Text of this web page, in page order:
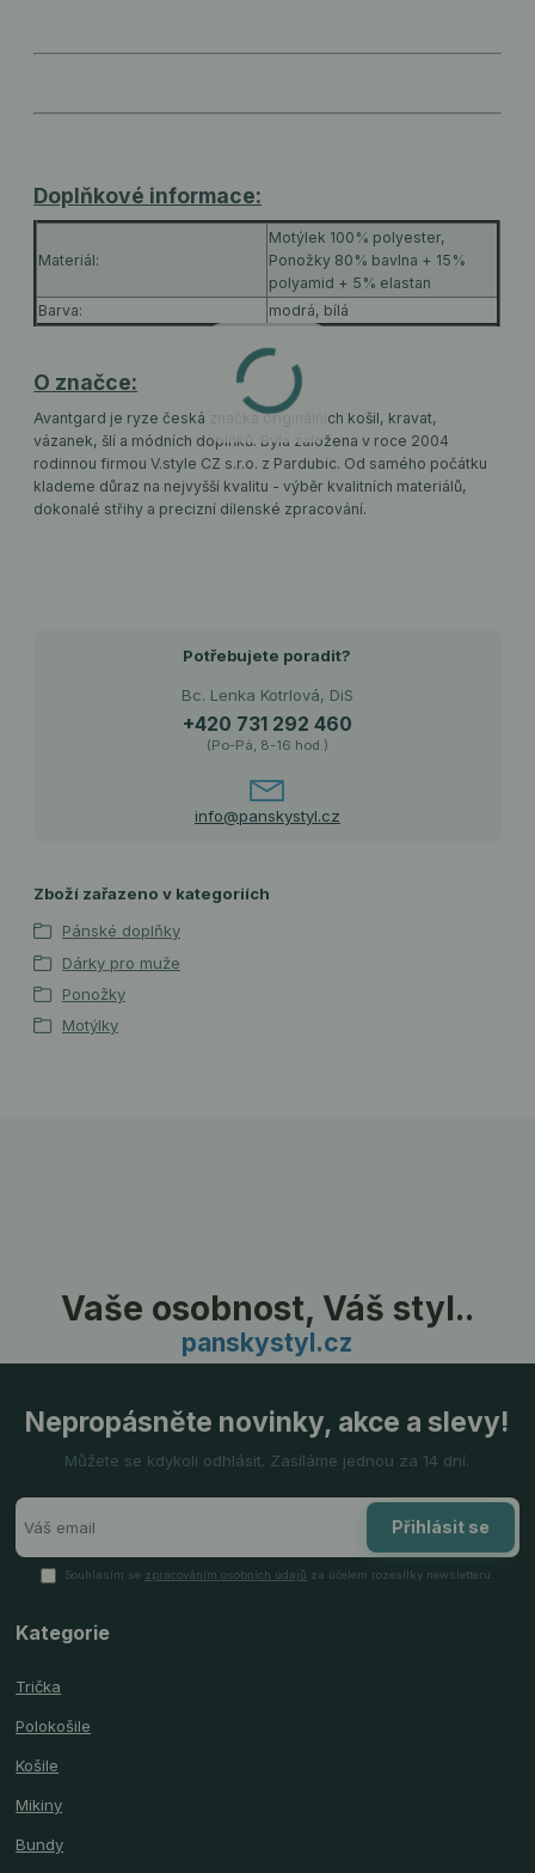
Doplňkové informace:
Materiál:
Motýlek 100% polyester,
Ponožky 80% bavlna + 15%
polyamid + 5% elastan
Barva:
modrá, bílá
O značce:
Avantgard je ryze česká značka originálních košil, kravat,
vázanek, šlí a módních doplňků. Byla založena v roce 2004
rodinnou firmou V.style CZ s.r.o. z Pardubic. Od samého počátku
klademe důraz na nejvyšší kvalitu - výběr kvalitních materiálů,
dokonalé střihy a precizní dílenské zpracování.
Potřebujete poradit?
Bc. Lenka Kotrlová, DiS
+420 731 292 460
(Po-Pá, 8-16 hod.)
info@panskystyl.cz
Zboží zařazeno v kategoriích
Pánské doplňky
Dárky pro muže
Ponožky
Motýlky
Vaše osobnost, Váš styl..
panskystyl.cz
Nepropásněte novinky, akce a slevy!
Můžete se kdykoli odhlásit. Zasíláme jednou za 14 dní.
Přihlásit se
Souhlasím se zpracováním osobních údajů za účelem rozesílky newsletteru.
Kategorie
Trička
Polokošile
Košile
Mikiny
Bundy